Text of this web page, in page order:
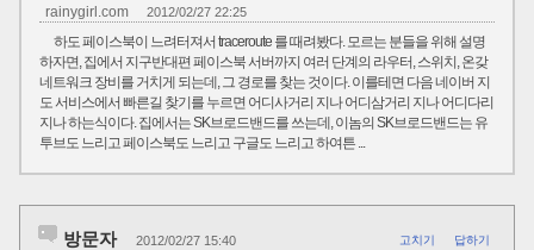
rainygirl.com 2012/02/27 22:25
하도 페이스북이 느려터져서 traceroute 를 때려봤다. 모르는 분들을 위해 설명
하자면, 집에서 지구반대편 페이스북 서버까지 여러 단계의 라우터, 스위치, 온갖
네트워크 장비를 거치게 되는데, 그 경로를 찾는 것이다. 이를테면 다음 네이버 지
도 서비스에서 빠른길 찾기를 누르면 어디사거리 지나 어디삼거리 지나 어디다리
지나 하는식이다. 집에서는 SK브로드밴드를 쓰는데, 이놈의 SK브로드밴드는 유
투브도 느리고 페이스북도 느리고 구글도 느리고 하여튼 ...
방문자 2012/02/27 15:40 고치기 답하기